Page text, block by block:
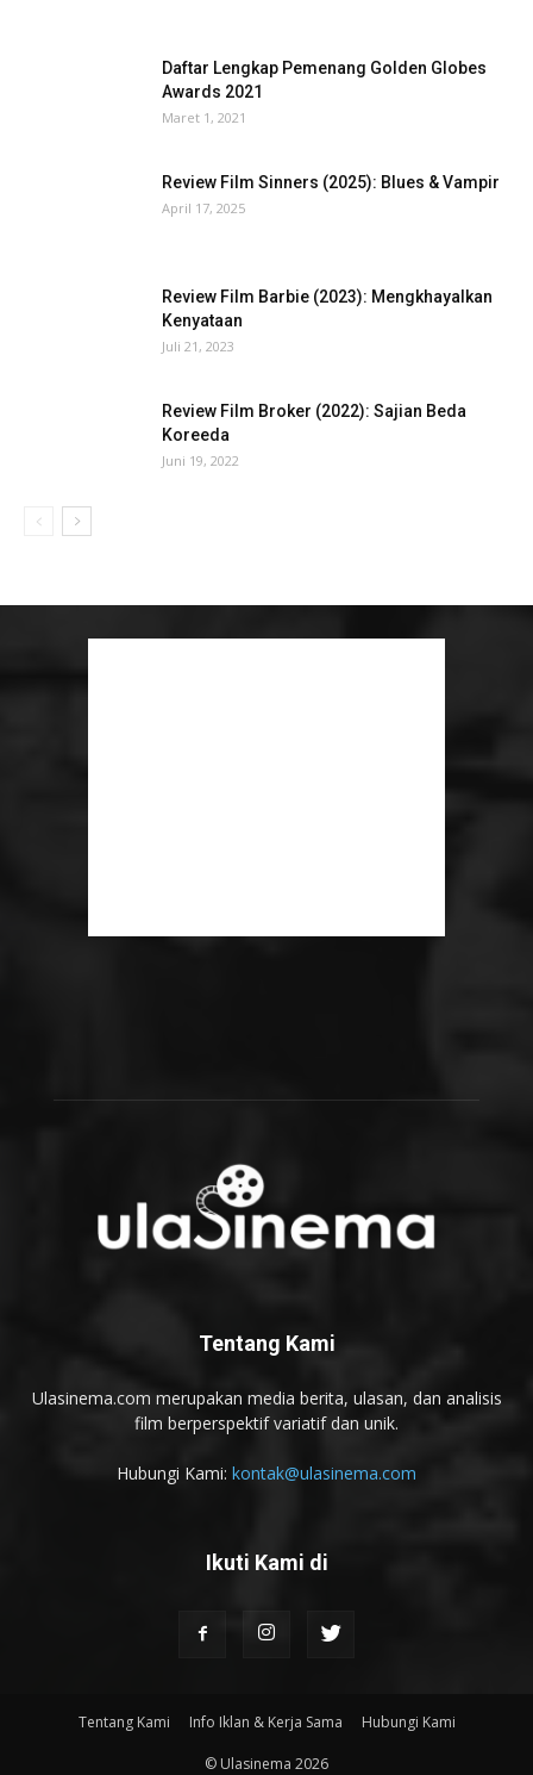
Daftar Lengkap Pemenang Golden Globes
Awards 2021
Maret 1, 2021
Review Film Sinners (2025): Blues & Vampir
April 17, 2025
Review Film Barbie (2023): Mengkhayalkan
Kenyataan
Juli 21, 2023
Review Film Broker (2022): Sajian Beda
Koreeda
Juni 19, 2022
Tentang Kami
Ulasinema.com merupakan media berita, ulasan, dan analisis
film berperspektif variatif dan unik.
Hubungi Kami: kontak@ulasinema.com
Ikuti Kami di
Tentang Kami Info Iklan & Kerja Sama Hubungi Kami
© Ulasinema 2026